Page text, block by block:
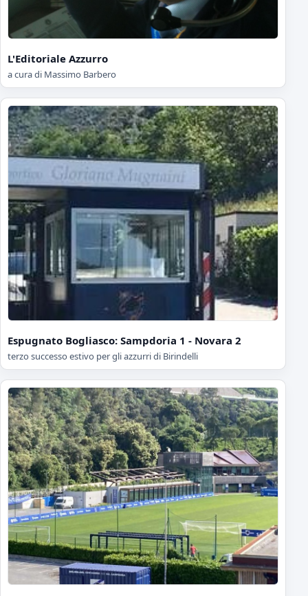
L'Editoriale Azzurro
a cura di Massimo Barbero
Espugnato Bogliasco: Sampdoria 1 - Novara 2
terzo successo estivo per gli azzurri di Birindelli